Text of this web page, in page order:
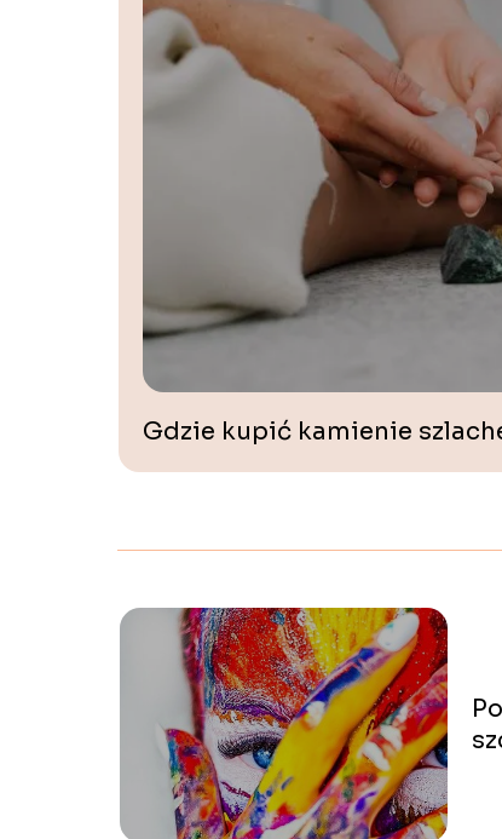
Gdzie kupić kamienie